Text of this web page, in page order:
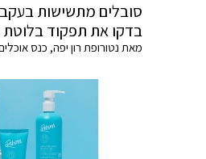
סובלים מתשישות
בדקו את תפקוד
מאת נטורופת רון יפה, כנס אוכלים